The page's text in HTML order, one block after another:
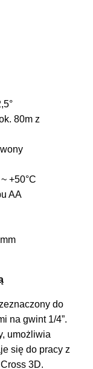
80m z
+50°C
AA
do
na gwint 1/4”.
umożliwia
się do pracy z
3D.